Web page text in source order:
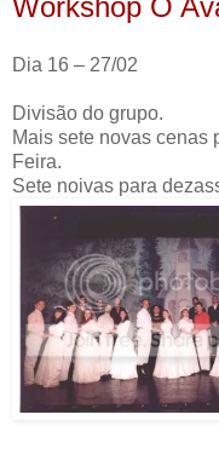
Workshop O
Dia 16 – 27/02
Divisão do grupo.
Mais sete novas cenas
Feira.
Sete noivas para